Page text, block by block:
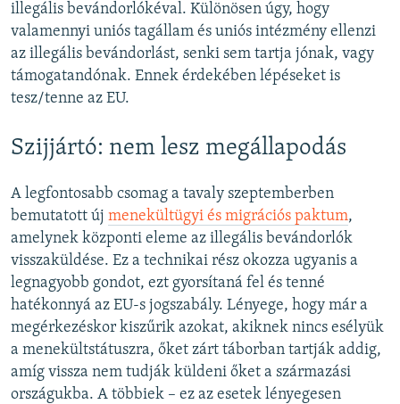
illegális bevándorlókéval. Különösen úgy, hogy
valamennyi uniós tagállam és uniós intézmény ellenzi
az illegális bevándorlást, senki sem tartja jónak, vagy
támogatandónak. Ennek érdekében lépéseket is
tesz/tenne az EU.
Szijjártó: nem lesz megállapodás
A legfontosabb csomag a tavaly szeptemberben
bemutatott új menekültügyi és migrációs paktum,
amelynek központi eleme az illegális bevándorlók
visszaküldése. Ez a technikai rész okozza ugyanis a
legnagyobb gondot, ezt gyorsítaná fel és tenné
hatékonnyá az EU-s jogszabály. Lényege, hogy már a
megérkezéskor kiszűrik azokat, akiknek nincs esélyük
a menekültstátuszra, őket zárt táborban tartják addig,
amíg vissza nem tudják küldeni őket a származási
országukba. A többiek – ez az esetek lényegesen